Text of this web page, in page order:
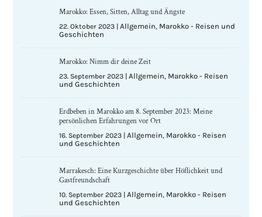
Marokko: Essen, Sitten, Alltag und Ängste
22. Oktober 2023 |Allgemein, Marokko - Reisen und
Geschichten
Marokko: Nimm dir deine Zeit
23. September 2023 |Allgemein, Marokko - Reisen
und Geschichten
Erdbeben in Marokko am 8. September 2023: Meine
persönlichen Erfahrungen vor Ort
16. September 2023 |Allgemein, Marokko - Reisen
und Geschichten
Marrakesch: Eine Kurzgeschichte über Höflichkeit und
Gastfreundschaft
10. September 2023 |Allgemein, Marokko - Reisen
und Geschichten